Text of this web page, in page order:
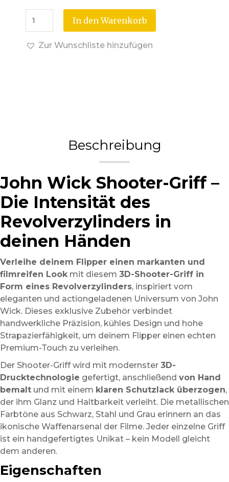
In den Warenkorb
Zur Wunschliste hinzufügen
Beschreibung
John Wick Shooter-Griff –
Die Intensität des
Revolverzylinders in
deinen Händen
Verleihe deinem Flipper einen markanten und
filmreifen Look mit diesem 3D-Shooter-Griff in
Form eines Revolverzylinders, inspiriert vom
eleganten und actiongeladenen Universum von John
Wick. Dieses exklusive Zubehör verbindet
handwerkliche Präzision, kühles Design und hohe
Strapazierfähigkeit, um deinem Flipper einen echten
Premium-Touch zu verleihen.
Der Shooter-Griff wird mit modernster 3D-
Drucktechnologie gefertigt, anschließend von Hand
bemalt und mit einem klaren Schutzlack überzogen,
der ihm Glanz und Haltbarkeit verleiht. Die metallischen
Farbtöne aus Schwarz, Stahl und Grau erinnern an das
ikonische Waffenarsenal der Filme. Jeder einzelne Griff
ist ein handgefertigtes Unikat – kein Modell gleicht
dem anderen.
Eigenschaften